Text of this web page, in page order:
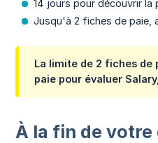
14 jours pour découvrir la
Jusqu'à 2 fiches de paie,
La limite de 2 fiches de
paie pour évaluer
À la fin de votre